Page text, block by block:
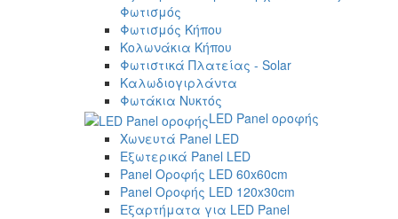
Φωτισμός
Φωτισμός Κήπου
Κολωνάκια Κήπου
Φωτιστικά Πλατείας - Solar
Καλωδιογιρλάντα
Φωτάκια Νυκτός
LED Panel οροφής
Χωνευτά Panel LED
Εξωτερικά Panel LED
Panel Οροφής LED 60x60cm
Panel Οροφής LED 120x30cm
Εξαρτήματα για LED Panel